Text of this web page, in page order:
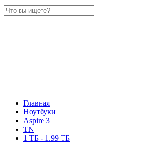
Главная
Ноутбуки
Aspire 3
TN
1 ТБ - 1.99 ТБ